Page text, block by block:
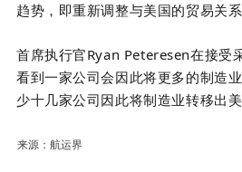
趋势，即重新调整与美国的贸易关
首席执行官Ryan Peteresen在接受
看到一家公司会因此将更多的制造
少十几家公司因此将制造业转移出
来源：航运界